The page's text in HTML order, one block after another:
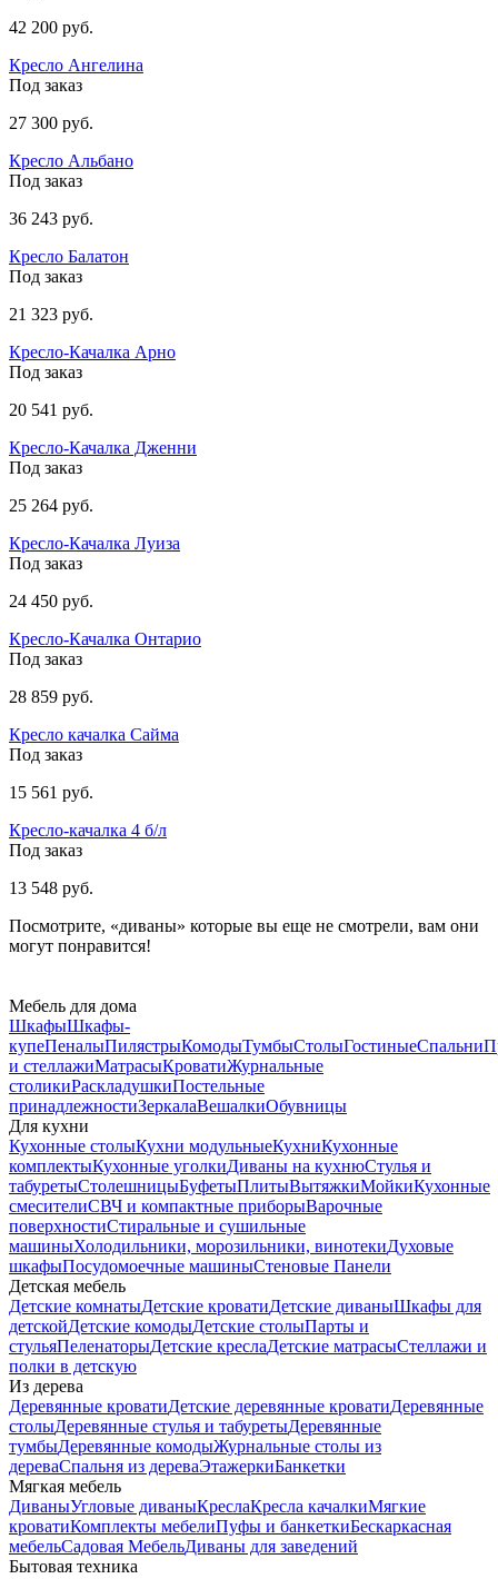
42 200 руб.
Кресло Ангелина
Под заказ
27 300 руб.
Кресло Альбано
Под заказ
36 243 руб.
Кресло Балатон
Под заказ
21 323 руб.
Кресло-Качалка Арно
Под заказ
20 541 руб.
Кресло-Качалка Дженни
Под заказ
25 264 руб.
Кресло-Качалка Луиза
Под заказ
24 450 руб.
Кресло-Качалка Онтарио
Под заказ
28 859 руб.
Кресло качалка Сайма
Под заказ
15 561 руб.
Кресло-качалка 4 б/л
Под заказ
13 548 руб.
Посмотрите, «диваны» которые вы еще не смотрели, вам они
могут понравится!
Мебель для дома
ШкафыШкафы-
купеПеналыПилястрыКомодыТумбыСтолыГостиныеСпальни
и стеллажиМатрасыКроватиЖурнальные
столикиРаскладушкиПостельные
принадлежностиЗеркалаВешалкиОбувницы
Для кухни
Кухонные столыКухни модульныеКухниКухонные
комплектыКухонные уголкиДиваны на кухнюСтулья и
табуретыСтолешницыБуфетыПлитыВытяжкиМойкиКухонные
смесителиСВЧ и компактные приборыВарочные
поверхностиСтиральные и сушильные
машиныХолодильники, морозильники, винотекиДуховые
шкафыПосудомоечные машиныСтеновые Панели
Детская мебель
Детские комнатыДетские кроватиДетские диваныШкафы для
детскойДетские комодыДетские столыПарты и
стульяПеленаторыДетские креслаДетские матрасыСтеллажи и
полки в детскую
Из дерева
Деревянные кроватиДетские деревянные кроватиДеревянные
столыДеревянные стулья и табуретыДеревянные
тумбыДеревянные комодыЖурнальные столы из
дереваСпальня из дереваЭтажеркиБанкетки
Мягкая мебель
ДиваныУгловые диваныКреслаКресла качалкиМягкие
кроватиКомплекты мебелиПуфы и банкеткиБескаркасная
мебельСадовая МебельДиваны для заведений
Бытовая техника